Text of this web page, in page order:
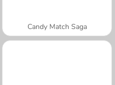
Candy Match Saga